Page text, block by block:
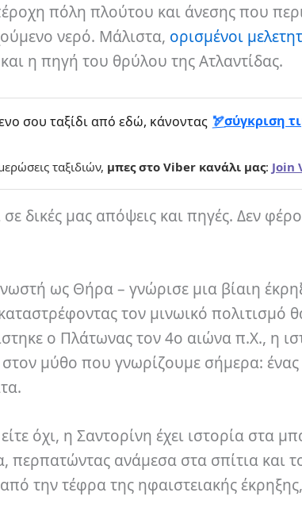
πόλη πλούτου και άνεσης που
νερό. Μάλιστα, ορισμένοι
η πηγή του θρύλου της Ατλαντίδας.
σου ταξίδι από εδώ, κάνοντας σύγκριση
ταξιδιών, μπες στο Viber κανάλι μας: Join
δικές μας απόψεις και πηγές. Δεν
ως Θήρα – γνώρισε μια βίαιη
τον μινωικό πολιτισμό
ο Πλάτωνας τον 4ο αιώνα π.Χ., η
μύθο που γνωρίζουμε σήμερα:
είτε όχι, η Σαντορίνη έχει ιστορία στα
περπατώντας ανάμεσα στα σπίτια και
την τέφρα της ηφαιστειακής